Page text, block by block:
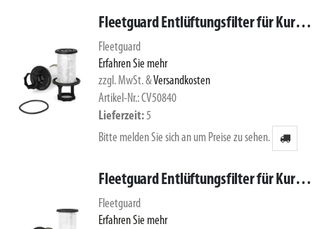
Fleetguard Entlüftungsfilter für Kurbelgehäuseentlüftung CV50840
Fleetguard
Erfahren Sie mehr
zzgl. MwSt.&Versandkosten
Artikel-Nr.: CV50840
Lieferzeit 5
Bitte melden Sie sich an um Preise zu sehen.
Fleetguard Entlüftungsfilter für Kurbelgehäuseentlüftung CV50841
Fleetguard
Erfahren Sie mehr